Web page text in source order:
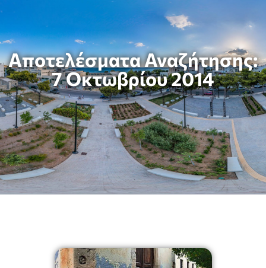
Αποτελέσματα Αναζήτησης:
7 Οκτωβρίου 2014